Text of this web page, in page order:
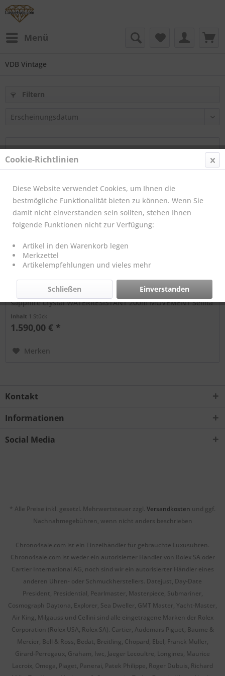
Menü
VDB Vintage
Filtern
Vintage VDB C21 BLASTED
(blasted/polished/brushed/coated) bronze, ceramic BEZEL
onedirectional microclick CROWN screw down crown GLASS
sapphire crystal WATERRESISTANT 200m MOVEMENT Sellita
VDB buckle
Inhalt 1 Stück
1.590,00 € *
Merken
Kontakt
Informationen
Social Media
* Alle Preise inkl. gesetzl. Mehrwertsteuer zzgl. Versandkosten und ggf.
Nachnahmegebühren, wenn nicht anders beschrieben
Chrono4sale.com ist ein Einzelhändler für gebrauchte Luxusuhren.
Chrono4sale.com ist weder ein autorisierter Händler von Rolex SA oder
Cartier International AG, noch sind wir ein autorisierter Händler eines
anderen Uhren- oder Schmuckherstellers. Datejust, Day-Date
President, Presidential, Pearlmaster, Masterpiece, Submariner,
Cosmograph Daytona, Explorer, Sea Dweller, GMT Master, Yacht-Master,
Air King, Milgauss und Cellini sind alle eingetragene Marken der Rolex
Corporation (Rolex USA, Rolex SA). Cartier, Audemars Piguet, Baume &
Mercier, Bell & Ross, Bedat, Breitling, Chopard, Ebel, Franck Muller,
Girard-Perregaux, Graham, Iwc, Jaeger Lecoultre, Longines, Maurice
Lacroix, Omega, Piaget, Panerai, Patek Philippe, Roger Dubuis, Richard
Cookie-Richtlinien
Diese Website verwendet Cookies, um Ihnen die
bestmögliche Funktionalität bieten zu können. Wenn Sie
damit nicht einverstanden sein sollten, stehen Ihnen
folgende Funktionen nicht zur Verfügung:
Artikel in den Warenkorb legen
Merkzettel
Artikelempfehlungen und vieles mehr
Einverstanden
Schließen